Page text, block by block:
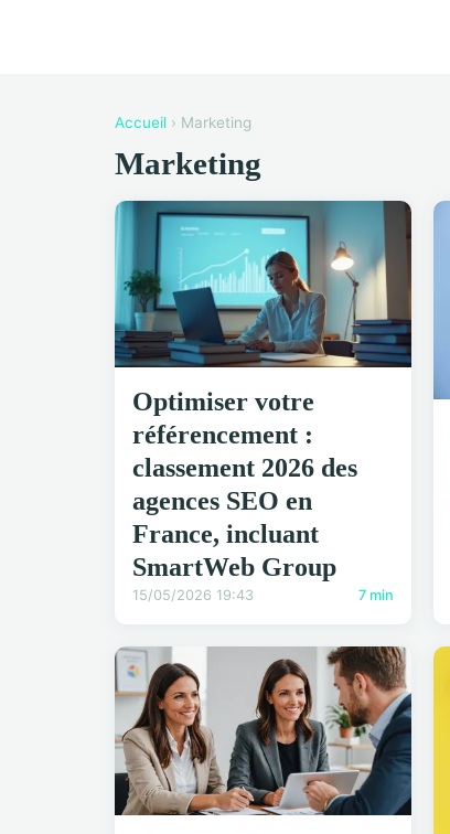
Accueil › Marketing
Marketing
Optimiser votre
référencement :
classement 2026 des
agences SEO en
France, incluant
SmartWeb Group
15/05/2026 19:43 7 min